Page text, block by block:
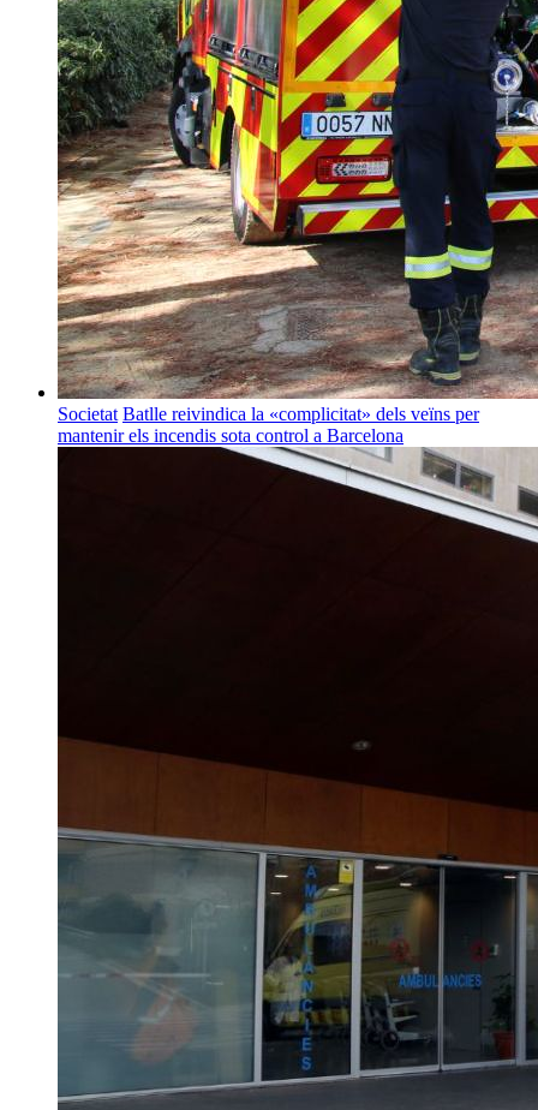
Societat Batlle reivindica la «complicitat» dels veïns per
mantenir els incendis sota control a Barcelona